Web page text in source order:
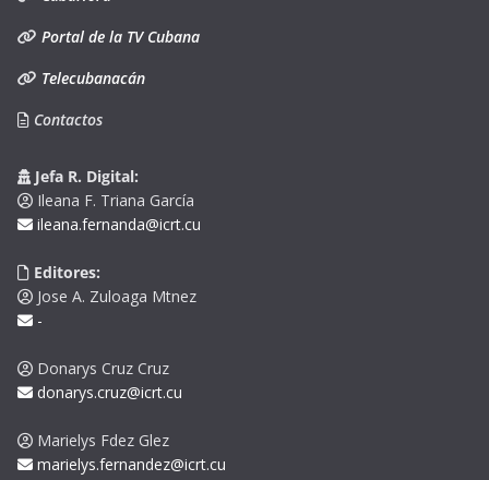
Portal de la TV Cubana
Telecubanacán
Contactos
Jefa R. Digital:
Ileana F. Triana García
ileana.fernanda@icrt.cu
Editores:
Jose A. Zuloaga Mtnez
-
Donarys Cruz Cruz
donarys.cruz@icrt.cu
Marielys Fdez Glez
marielys.fernandez@icrt.cu